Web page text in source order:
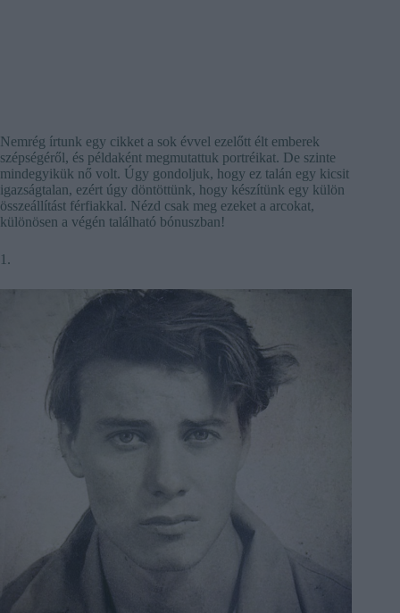
Nemrég írtunk egy cikket a sok évvel ezelőtt élt emberek
szépségéről, és példaként megmutattuk portréikat. De szinte
mindegyikük nő volt. Úgy gondoljuk, hogy ez talán egy kicsit
igazságtalan, ezért úgy döntöttünk, hogy készítünk egy külön
összeállítást férfiakkal. Nézd csak meg ezeket a arcokat,
különösen a végén található bónuszban!
1.